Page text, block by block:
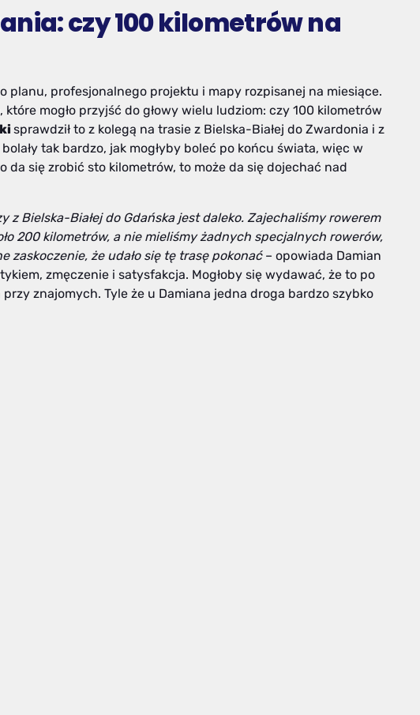
czy 100 kilometrów na
planu, profesjonalnego projektu i mapy rozpisanej na miesiące.
które mogło przyjść do głowy wielu ludziom: czy 100 kilometrów
sprawdził to z kolegą na trasie z Bielska-Białej do Zwardonia i z
tak bardzo, jak mogłyby boleć po końcu świata, więc w
da się zrobić sto kilometrów, to może da się dojechać nad
z Bielska-Białej do Gdańska jest daleko. Zajechaliśmy rowerem
200 kilometrów, a nie mieliśmy żadnych specjalnych rowerów,
zaskoczenie, że udało się tę trasę pokonać– opowiada Damian
zmęczenie i satysfakcja. Mogłoby się wydawać, że to po
znajomych. Tyle że u Damiana jedna droga bardzo szybko